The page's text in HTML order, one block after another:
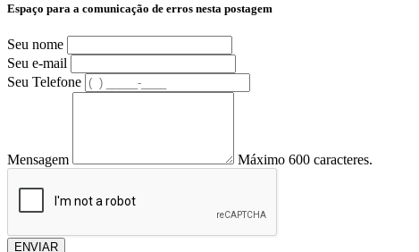
Espaço para a comunicação de erros nesta postagem
Seu nome
Seu e-mail
Seu Telefone
Mensagem Máximo 600 caracteres.
ENVIAR